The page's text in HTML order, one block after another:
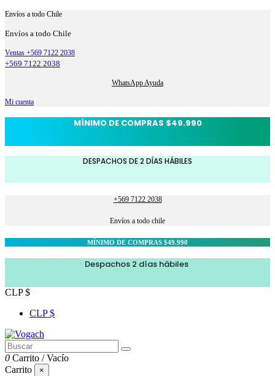
Envíos a todo Chile
Envíos a todo Chile
Ventas +569 7122 2038
+569 7122 2038
WhatsApp Ayuda
Mi cuenta
MÍNIMO DE COMPRAS $49.990
DESPACHOS DE 2 DÍAS HÁBILES
+569 7122 2038
Envíos a todo chile
MÍNIMO DE COMPRAS $49.990
Despachos 2 días hábiles
CLP $
CLP $
0 Carrito /Vacío
Carrito
×